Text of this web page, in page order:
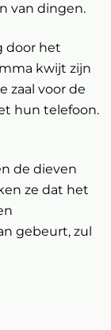
van dingen.
door het
kwijt zijn
zaal voor de
hun telefoon.
de dieven
ze dat het
gebeurt, zul